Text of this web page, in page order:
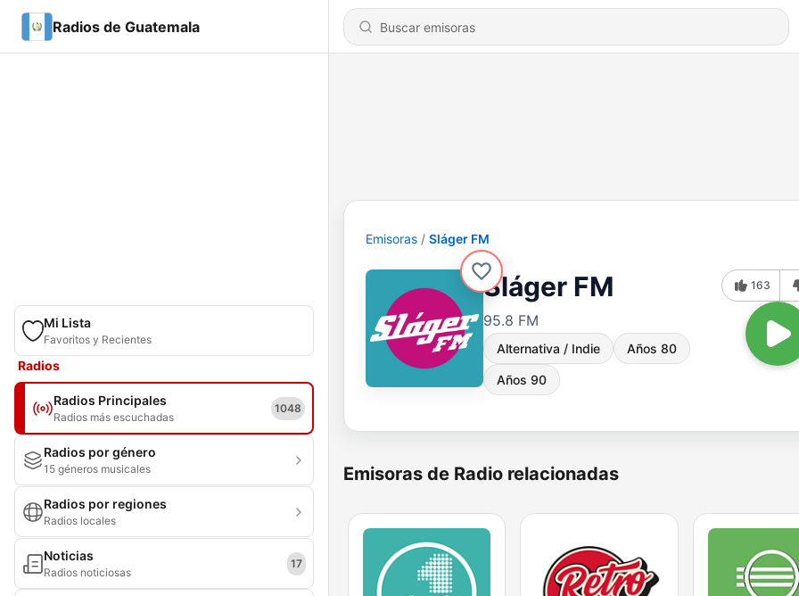
Radios de Guatemala
Mi Lista
Favoritos y Recientes
Radios
Radios Principales
Radios más escuchadas
1048
Radios por género
15 géneros musicales
Radios por regiones
Radios locales
Noticias
Radios noticiosas
17
Emisoras Sláger FM
Sláger FM
95.8 FM
Alternativa / Indie Años 80
Años 90
163
Emisoras de Radio relacionadas